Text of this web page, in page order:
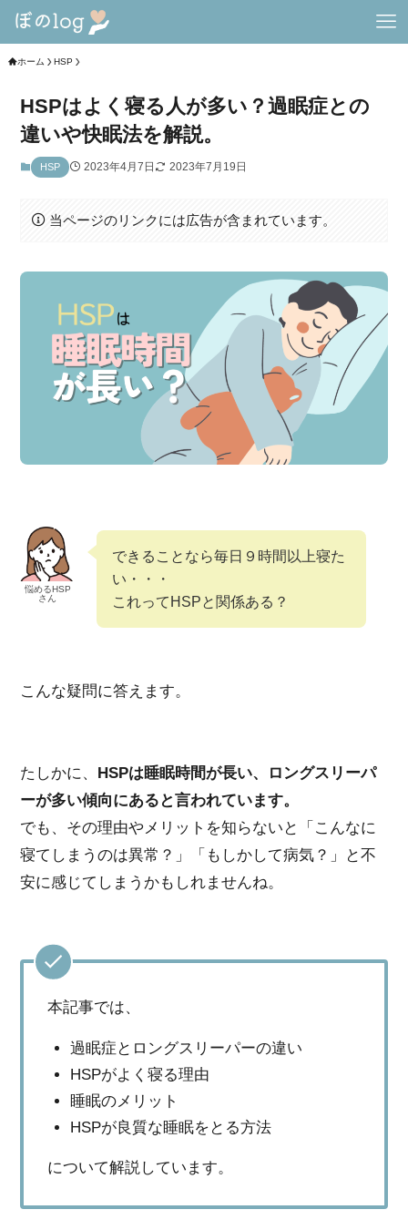
ホーム HSP
HSPはよく寝る人が多い？過眠症との
違いや快眠法を解説。
HSP 2023年4月7日 2023年7月19日
当ページのリンクには広告が含まれています。
悩めるHSP
さん
できることなら毎日９時間以上寝た
い・・・
これってHSPと関係ある？
こんな疑問に答えます。
たしかに、
HSPは睡眠時間が長い、ロングスリーパ
ーが多い傾向にあると言われています。
でも、その理由やメリットを知らないと「こんなに
寝てしまうのは異常？」「もしかして病気？」と不
安に感じてしまうかもしれませんね。
本記事では、
過眠症とロングスリーパーの違い
HSPがよく寝る理由
睡眠のメリット
HSPが良質な睡眠をとる方法
について解説しています。